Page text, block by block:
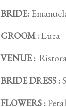
BRIDE:
GROOM :Luca
VENUE :
BRIDE DRESS :
FLOWERS :